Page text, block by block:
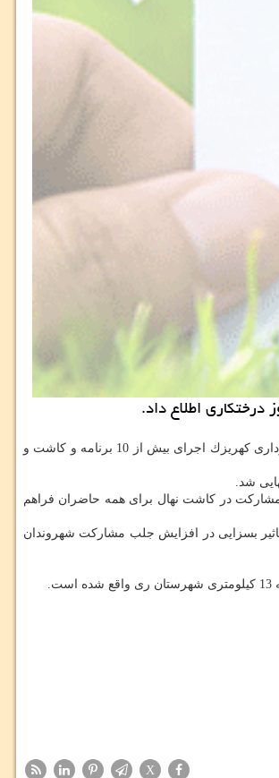
به گزارش مركز املاك به نقل از ایرنا، داریوش خطیر عصر شنبه در جلسه هماهنگی شهرداری و بخشداری كهریزك در آستانه روز درختكاری اظهار نمود: باتوجه به آمادگی شهرداری كهریزك اجرای بیش از 10 برنامه و كاشت و
شد.
در كاشت نهال برای همه حاضران فراهم
بسزایی در افزایش جلب مشاركت شهروندان
X